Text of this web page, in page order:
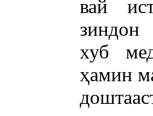
вай
зиндон
хуб
ҳамин